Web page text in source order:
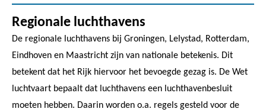
Regionale luchthavens
De regionale luchthavens bij Groningen, Lelystad, Rotterdam,
Eindhoven en Maastricht zijn van nationale betekenis. Dit
betekent dat het Rijk hiervoor het bevoegde gezag is. De Wet
luchtvaart bepaalt dat luchthavens een luchthavenbesluit
moeten hebben. Daarin worden o.a. regels gesteld voor de